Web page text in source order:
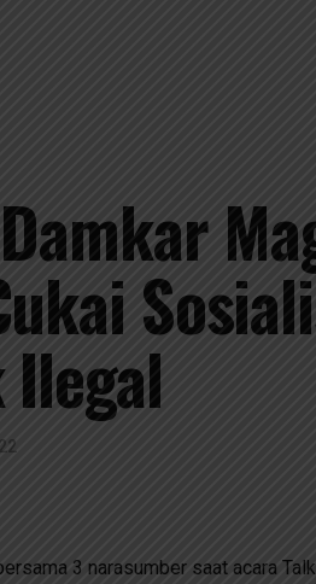
3 narasumber saat acara